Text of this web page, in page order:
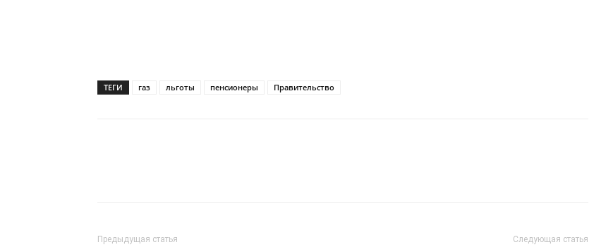
ТЕГИ газ льготы пенсионеры Правительство
Предыдущая статья Следующая статья